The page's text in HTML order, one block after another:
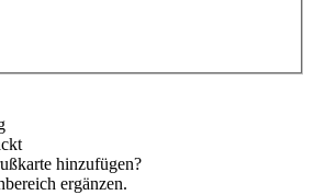
hinzufügen?
ergänzen.